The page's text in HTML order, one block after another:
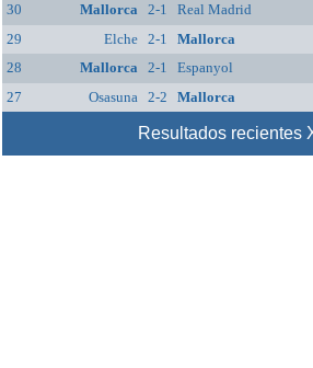
30
Mallorca 2-1 Real Madrid
29
Elche 2-1 Mallorca
28
Mallorca 2-1 Espanyol
27
Osasuna 2-2 Mallorca
Resultados recientes